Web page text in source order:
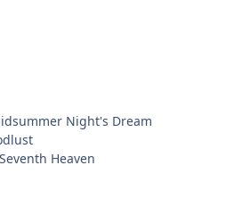
Night's Dream
Heaven